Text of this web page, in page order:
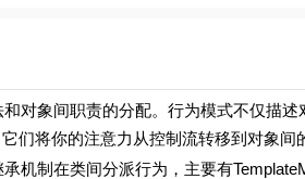
象间职责的分配。行为模式不仅描述
们将你的注意力从控制流转移到对象间
制在类间分派行为，主要有